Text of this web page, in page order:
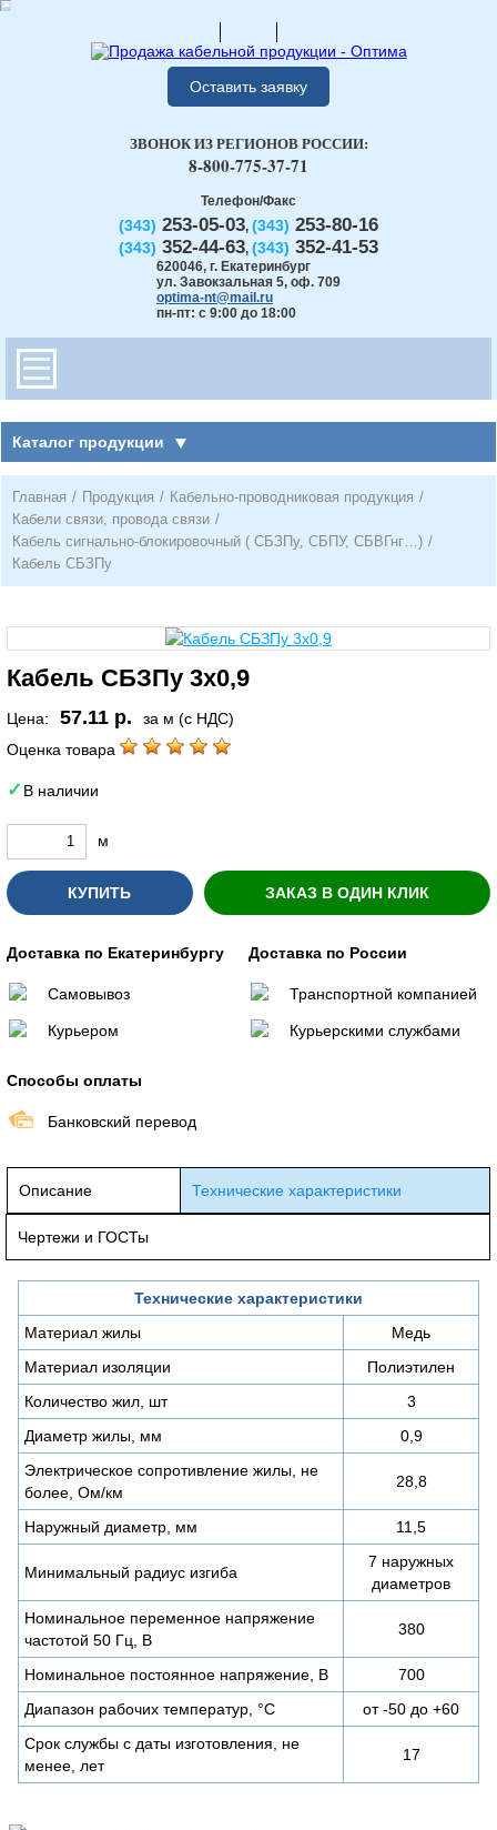
Оставить заявку
Телефон/Факс
(343) 253-05-03, (343) 253-80-16
(343) 352-44-63, (343) 352-41-53
620046, г. Екатеринбург
ул. Завокзальная 5, оф. 709
optima-nt@mail.ru
пн-пт: с 9:00 до 18:00
ЗВОНОК ИЗ РЕГИОНОВ РОССИИ:
8-800-775-37-71
Каталог продукции
Главная / Продукция / Кабельно-проводниковая продукция /
Кабели связи, провода связи /
Кабель сигнально-блокировочный ( СБЗПу, СБПУ, СБВГнг…) /
Кабель СБЗПу
Кабель СБЗПу 3х0,9
Цена: 57.11 р.
за м (с НДС)
Оценка товара
В наличии
м
КУПИТЬ ЗАКАЗ В ОДИН КЛИК
Доставка по Екатеринбургу
Самовывоз
Курьером
Доставка по России
Транспортной компанией
Курьерскими службами
Способы оплаты
Банковский перевод
Описание Технические характеристики
Чертежи и ГОСТы
Технические характеристики
Материал жилы
Медь
Материал изоляции
Полиэтилен
Количество жил, шт
3
Диаметр жилы, мм
0,9
Электрическое сопротивление жилы, не
более, Ом/км
28,8
Наружный диаметр, мм 11,5
Минимальный радиус изгиба
7 наружных
диаметров
Номинальное переменное напряжение
частотой 50 Гц, В
380
Номинальное постоянное напряжение, В
700
Диапазон рабочих температур, °C
от -50 до +60
Срок службы с даты изготовления, не
менее, лет
17